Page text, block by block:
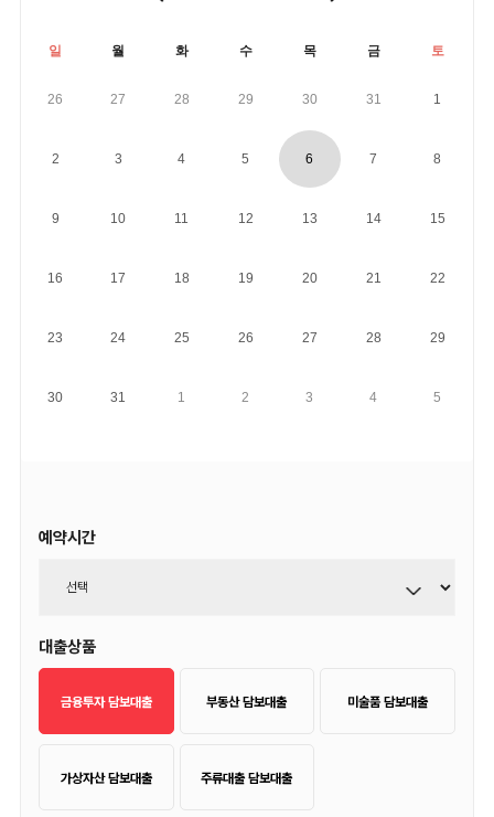
일 월 화 수 목 금 토
26 27 28 29 30 31 1
2 3 4 5 6 7 8
9 10 11 12 13 14 15
16 17 18 19 20 21 22
23 24 25 26 27 28 29
30 31 1 2 3 4 5
예약시간
대출상품
금융투자 담보대출 부동산 담보대출 미술품 담보대출
가상자산 담보대출 주류대출 담보대출